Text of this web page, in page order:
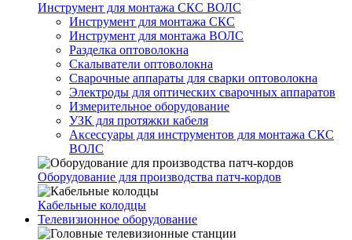
Инструмент для монтажа СКС ВОЛС
Инструмент для монтажа СКС
Инструмент для монтажа ВОЛС
Разделка оптоволокна
Скалыватели оптоволокна
Сварочные аппараты для сварки оптоволокна
Электроды для оптических сварочных аппаратов
Измерительное оборудование
УЗК для протяжки кабеля
Аксессуары для инструментов для монтажа СКС
ВОЛС
Оборудование для производства патч-кордов
Кабельные колодцы
Телевизионное оборудование